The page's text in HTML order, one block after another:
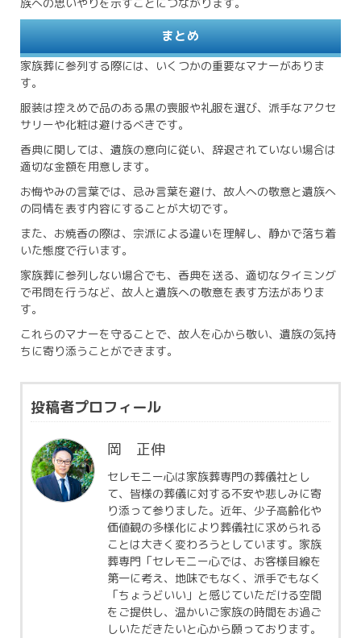
まとめ
家族葬に参列する際には、いくつかの重要なマナーがありま
す。
服装は控えめで品のある黒の喪服や礼服を選び、派手なアクセ
サリーや化粧は避けるべきです。
香典に関しては、遺族の意向に従い、辞退されていない場合は
適切な金額を用意します。
お悔やみの言葉では、忌み言葉を避け、故人への敬意と遺族へ
の同情を表す内容にすることが大切です。
また、お焼香の際は、宗派による違いを理解し、静かで落ち着
いた態度で行います。
家族葬に参列しない場合でも、香典を送る、適切なタイミング
で弔問を行うなど、故人と遺族への敬意を表す方法がありま
す。
これらのマナーを守ることで、故人を心から敬い、遺族の気持
ちに寄り添うことができます。
投稿者プロフィール
岡 正伸
セレモニー心は家族葬専門の葬儀社とし
て、皆様の葬儀に対する不安や悲しみに寄
り添って参りました。近年、少子高齢化や
価値観の多様化により葬儀社に求められる
ことは大きく変わろうとしています。家族
葬専門「セレモニー心では、お客様目線を
第一に考え、地味でもなく、派手でもなく
「ちょうどいい」と感じていただける空間
をご提供し、温かいご家族の時間をお過ご
しいただきたいと心から願っております。